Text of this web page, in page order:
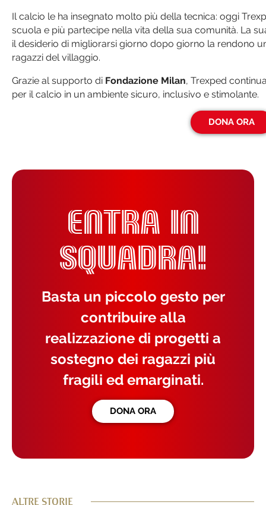
Il calcio le ha insegnato molto più della tecnica: oggi
scuola e più partecipe nella vita della sua comunità. La
il desiderio di migliorarsi giorno dopo giorno la rendono
ragazzi del villaggio.
Grazie al supporto di Fondazione Milan, Trexped
per il calcio in un ambiente sicuro, inclusivo e stimolante.
DONA ORA
ENTRA IN
SQUADRA!
Basta un piccolo gesto per
contribuire alla
realizzazione di progetti a
sostegno dei ragazzi più
fragili ed emarginati.
DONA ORA
ALTRE STORIE